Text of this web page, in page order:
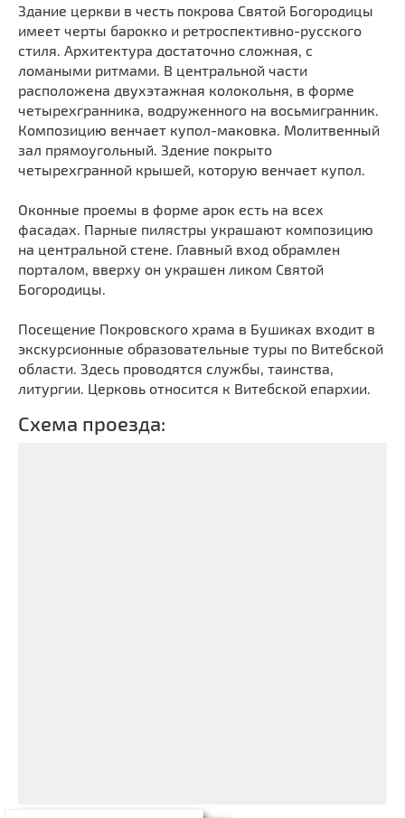
Мечети
Синагоги
Часовни
Кладбище
Культурные центры
Театры
Галереи
Концертные залы
Выберите направление
Здание церкви в честь покрова Святой Богородицы
имеет черты барокко и ретроспективно-русского
стиля. Архитектура достаточно сложная, с
ломаными ритмами. В центральной части
расположена двухэтажная колокольня, в форме
четырехгранника, водруженного на восьмигранник.
Композицию венчает купол-маковка. Молитвенный
зал прямоугольный. Здение покрыто
четырехгранной крышей, которую венчает купол.
Оконные проемы в форме арок есть на всех
фасадах. Парные пилястры украшают композицию
на центральной стене. Главный вход обрамлен
порталом, вверху он украшен ликом Святой
Богородицы.
Посещение Покровского храма в Бушиках входит в
экскурсионные образовательные туры по Витебской
области. Здесь проводятся службы, таинства,
литургии. Церковь относится к Витебской епархии.
Схема проезда: